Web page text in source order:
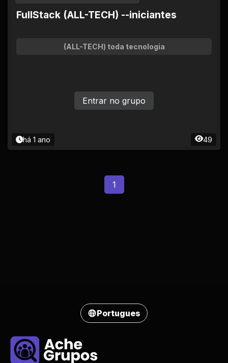
FullStack (ALL-TECH) --iniciantes
(ALL-TECH) toda tecnologia
há 1 ano 49
Entrar no grupo
1
Portugues